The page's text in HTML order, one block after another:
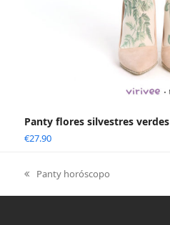
Panty flores silvestres verdes
€27.90
previous
post:
Panty horóscopo